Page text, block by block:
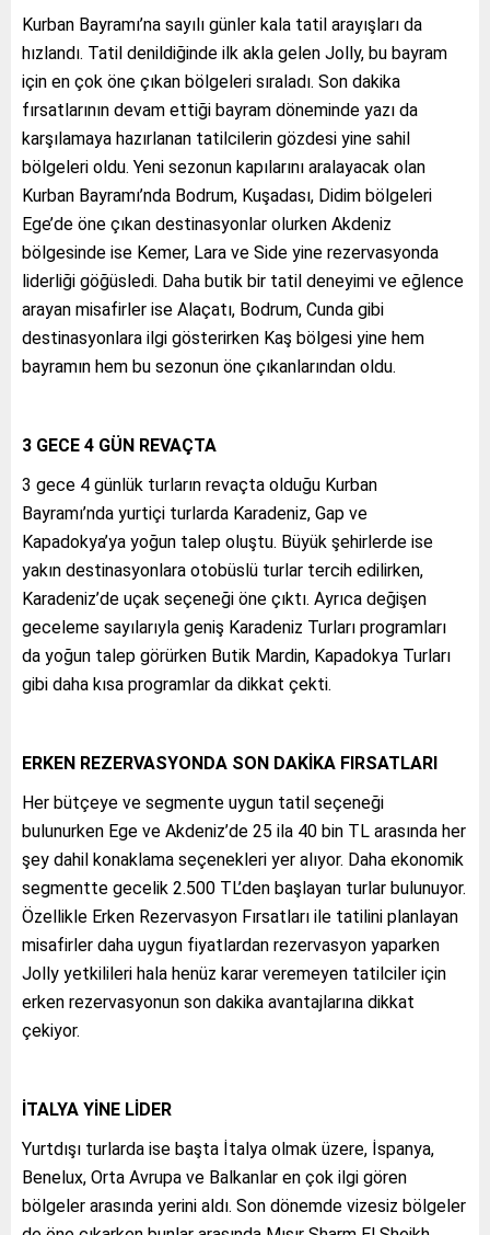
Kurban Bayramı’na sayılı günler kala tatil arayışları da
hızlandı. Tatil denildiğinde ilk akla gelen Jolly, bu bayram
için en çok öne çıkan bölgeleri sıraladı. Son dakika
fırsatlarının devam ettiği bayram döneminde yazı da
karşılamaya hazırlanan tatilcilerin gözdesi yine sahil
bölgeleri oldu. Yeni sezonun kapılarını aralayacak olan
Kurban Bayramı’nda Bodrum, Kuşadası, Didim bölgeleri
Ege’de öne çıkan destinasyonlar olurken Akdeniz
bölgesinde ise Kemer, Lara ve Side yine rezervasyonda
liderliği göğüsledi. Daha butik bir tatil deneyimi ve eğlence
arayan misafirler ise Alaçatı, Bodrum, Cunda gibi
destinasyonlara ilgi gösterirken Kaş bölgesi yine hem
bayramın hem bu sezonun öne çıkanlarından oldu.
3 GECE 4 GÜN REVAÇTA
3 gece 4 günlük turların revaçta olduğu Kurban
Bayramı’nda yurtiçi turlarda Karadeniz, Gap ve
Kapadokya’ya yoğun talep oluştu. Büyük şehirlerde ise
yakın destinasyonlara otobüslü turlar tercih edilirken,
Karadeniz’de uçak seçeneği öne çıktı. Ayrıca değişen
geceleme sayılarıyla geniş Karadeniz Turları programları
da yoğun talep görürken Butik Mardin, Kapadokya Turları
gibi daha kısa programlar da dikkat çekti.
ERKEN REZERVASYONDA SON DAKİKA FIRSATLARI
Her bütçeye ve segmente uygun tatil seçeneği
bulunurken Ege ve Akdeniz’de 25 ila 40 bin TL arasında her
şey dahil konaklama seçenekleri yer alıyor. Daha ekonomik
segmentte gecelik 2.500 TL’den başlayan turlar bulunuyor.
Özellikle Erken Rezervasyon Fırsatları ile tatilini planlayan
misafirler daha uygun fiyatlardan rezervasyon yaparken
Jolly yetkilileri hala henüz karar veremeyen tatilciler için
erken rezervasyonun son dakika avantajlarına dikkat
çekiyor.
İTALYA YİNE LİDER
Yurtdışı turlarda ise başta İtalya olmak üzere, İspanya,
Benelux, Orta Avrupa ve Balkanlar en çok ilgi gören
bölgeler arasında yerini aldı. Son dönemde vizesiz bölgeler